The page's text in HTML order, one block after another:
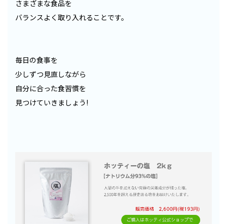
さまざまな食品を
バランスよく取り入れることです。
毎日の食事を
少しずつ見直しながら
自分に合った食習慣を
見つけていきましょう!